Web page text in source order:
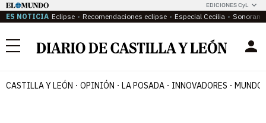
EDICIONES CyL
ES NOTICIA Eclipse Recomendaciones eclipse Especial Cecilia
Menú
CASTILLA Y LEÓN OPINIÓN LA POSADA INNOVADORES MUNDO